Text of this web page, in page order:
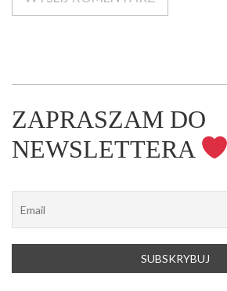
ZAPRASZAM DO
NEWSLETTERA